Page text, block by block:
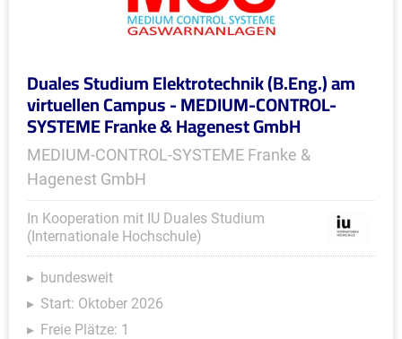
Duales Studium Elektrotechnik (B.Eng.) am
virtuellen Campus - MEDIUM-CONTROL-
SYSTEME Franke & Hagenest GmbH
MEDIUM-CONTROL-SYSTEME Franke &
Hagenest GmbH
In Kooperation mit IU Duales Studium
(Internationale Hochschule)
bundesweit
Start: Oktober 2026
Freie Plätze: 1